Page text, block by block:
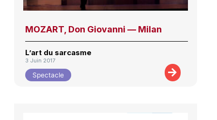
MOZART, Don Giovanni — Milan
L’art du sarcasme
3 Juin 2017
Spectacle